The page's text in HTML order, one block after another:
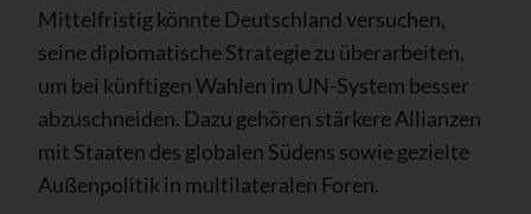
Mittelfristig könnte Deutschland versuchen,
seine diplomatische Strategie zu überarbeiten,
um bei künftigen Wahlen im UN-System besser
abzuschneiden. Dazu gehören stärkere Allianzen
mit Staaten des globalen Südens sowie gezielte
Außenpolitik in multilateralen Foren.